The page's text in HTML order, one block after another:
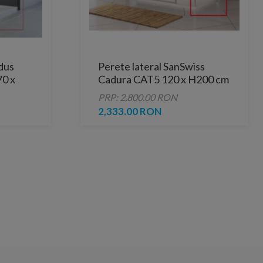
x
Perete lateral SanSwiss
Cadura CAT5 120 x H200 cm
PRP: 2,800.00 RON
2,333.00 RON